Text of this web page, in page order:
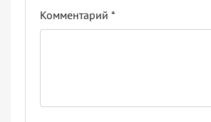
Комментарий *